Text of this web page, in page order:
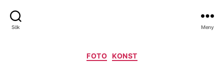
Sök Meny
Kategorier
FOTO KONST